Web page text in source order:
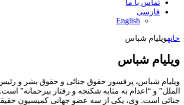
تماس با ما
فارسی
English
خانهویلیام شباس
ویلیام شباس
ویلیام شباس، پرفسور حقوق جنائی و حقوق بشر و
الملل” و “اعدام به مثابه شکنجه و رفتار
جنائی است. وی، یکی از سه عضو جهانی کمیسیون